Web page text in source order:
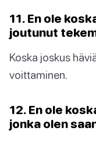
11. En ole
joutunut
Koska joskus
voittaminen.
12. En ole
jonka olen